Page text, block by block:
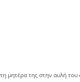
μητέρα της στην αυλή του